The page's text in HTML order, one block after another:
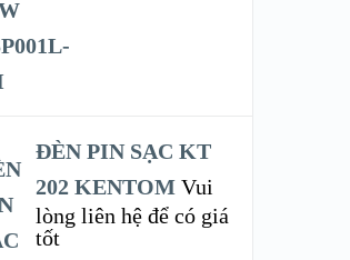
ĐÈN PIN SẠC KT
202 KENTOM Vui
lòng liên hệ để có giá
tốt